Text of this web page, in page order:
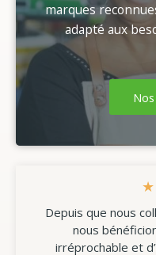
marques
adapté aux
★
Depuis que nous
nous
irréprochable et